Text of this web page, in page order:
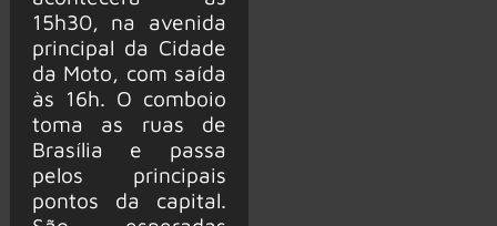
15h30, na avenida
principal da Cidade
da Moto, com saída
às 16h. O comboio
toma as ruas de
Brasília e passa
pelos principais
pontos da capital.